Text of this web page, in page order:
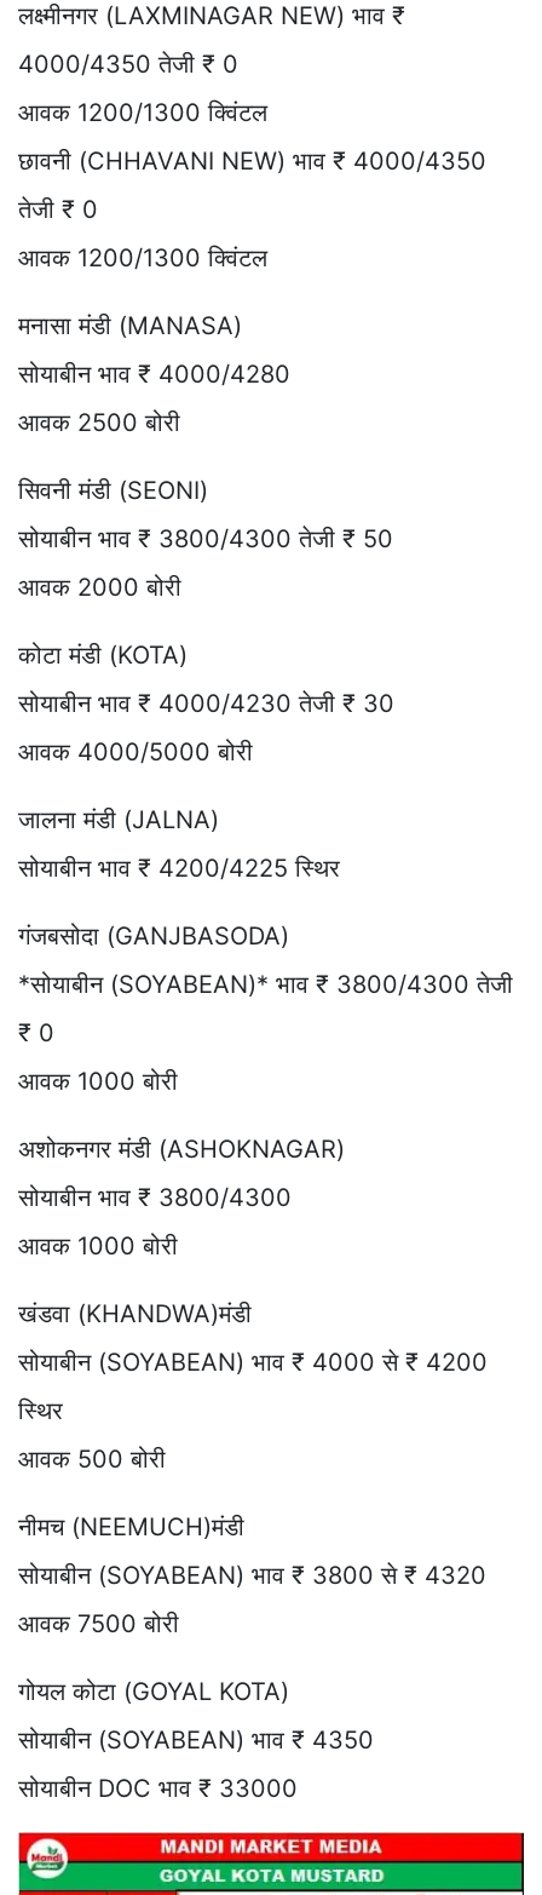
लक्ष्मीनगर (LAXMINAGAR NEW) भाव ₹
4000/4350 तेजी ₹ 0
आवक 1200/1300 क्विंटल
छावनी (CHHAVANI NEW) भाव ₹ 4000/4350
तेजी ₹ 0
आवक 1200/1300 क्विंटल
मनासा मंडी (MANASA)
सोयाबीन भाव ₹ 4000/4280
आवक 2500 बोरी
सिवनी मंडी (SEONI)
सोयाबीन भाव ₹ 3800/4300 तेजी ₹ 50
आवक 2000 बोरी
कोटा मंडी (KOTA)
सोयाबीन भाव ₹ 4000/4230 तेजी ₹ 30
आवक 4000/5000 बोरी
जालना मंडी (JALNA)
सोयाबीन भाव ₹ 4200/4225 स्थिर
गंजबसोदा (GANJBASODA)
*सोयाबीन (SOYABEAN)* भाव ₹ 3800/4300 तेजी
₹ 0
आवक 1000 बोरी
अशोकनगर मंडी (ASHOKNAGAR)
सोयाबीन भाव ₹ 3800/4300
आवक 1000 बोरी
खंडवा (KHANDWA)मंडी
सोयाबीन (SOYABEAN) भाव ₹ 4000 से ₹ 4200
स्थिर
आवक 500 बोरी
नीमच (NEEMUCH)मंडी
सोयाबीन (SOYABEAN) भाव ₹ 3800 से ₹ 4320
आवक 7500 बोरी
गोयल कोटा (GOYAL KOTA)
सोयाबीन (SOYABEAN) भाव ₹ 4350
सोयाबीन DOC भाव ₹ 33000